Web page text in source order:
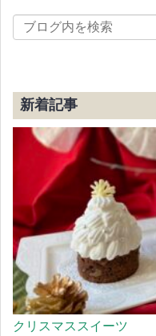
新着記事
クリスマススイーツ